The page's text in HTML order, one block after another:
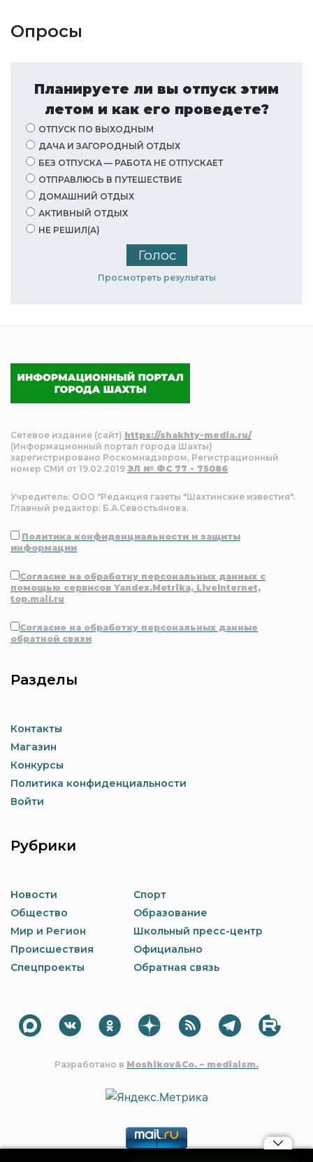
Опросы
Планируете ли вы отпуск этим
летом и как его проведете?
ОТПУСК ПО ВЫХОДНЫМ
ДАЧА И ЗАГОРОДНЫЙ ОТДЫХ
БЕЗ ОТПУСКА — РАБОТА НЕ ОТПУСКАЕТ
ОТПРАВЛЮСЬ В ПУТЕШЕСТВИЕ
ДОМАШНИЙ ОТДЫХ
АКТИВНЫЙ ОТДЫХ
НЕ РЕШИЛ(А)
Просмотреть результаты
Сетевое издание (сайт) https://shakhty-media.ru/
(Информационный портал города Шахты)
зарегистрировано Роскомнадзором, Регистрационный
номер СМИ от 19.02.2019 ЭЛ № ФС 77 - 75086
Учредитель: ООО "Редакция газеты "Шахтинские известия".
Главный редактор: Б.А.Севостьянова.
Политика конфиденциальности и защиты
информации
Согласие на обработку персональных данных с
помощью сервисов Yandex.Metrika, LiveInternet,
top.mail.ru
Согласие на обработку персональных данные
обратной связи
Разделы
Контакты
Магазин
Конкурсы
Политика конфиденциальности
Войти
Рубрики
Новости
Общество
Мир и Регион
Происшествия
Спецпроекты
Спорт
Образование
Школьный пресс-центр
Официально
Обратная связь
Разработано в Moshikov&Co. – mediaism.